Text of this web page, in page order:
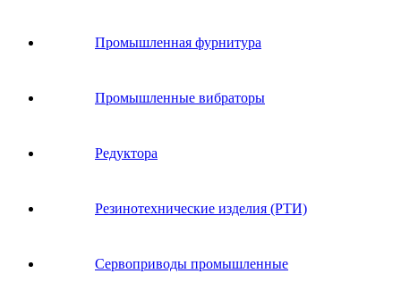
Промышленная фурнитура
Промышленные вибраторы
Редуктора
Резинотехнические изделия (РТИ)
Сервоприводы промышленные